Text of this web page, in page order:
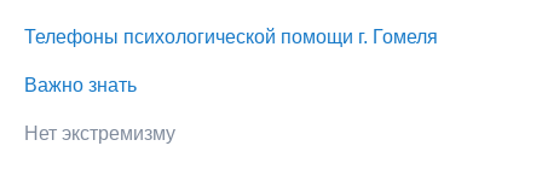
Телефоны психологической помощи г. Гомеля
Важно знать
Нет экстремизму